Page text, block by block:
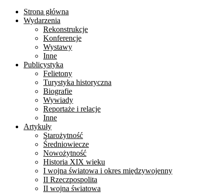
Strona główna
Wydarzenia
Rekonstrukcje
Konferencje
Wystawy
Inne
Publicystyka
Felietony
Turystyka historyczna
Biografie
Wywiady
Reportaże i relacje
Inne
Artykuły
Starożytność
Średniowiecze
Nowożytność
Historia XIX wieku
I wojna światowa i okres międzywojenny
II Rzeczpospolita
II wojna światowa